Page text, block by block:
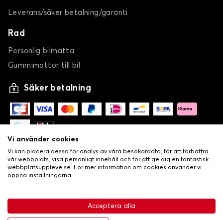
Leverans/säker betalning/garanti
Rad
Personlig bilmatta
Gummimattor till bil
Säker betalning
© Copyright 2026 Lovecar-Allmänna försäljningsvillkor•
Integritets- och cookiepolicy•Livraison
Vi använder cookies
Vi kan placera dessa för analys av våra besökardata, för att förbättra
vår webbplats, visa personligt innehåll och för att ge dig en fantastisk
webbplatsupplevelse. För mer information om cookies använder vi
öppna inställningarna.
Acceptera alla